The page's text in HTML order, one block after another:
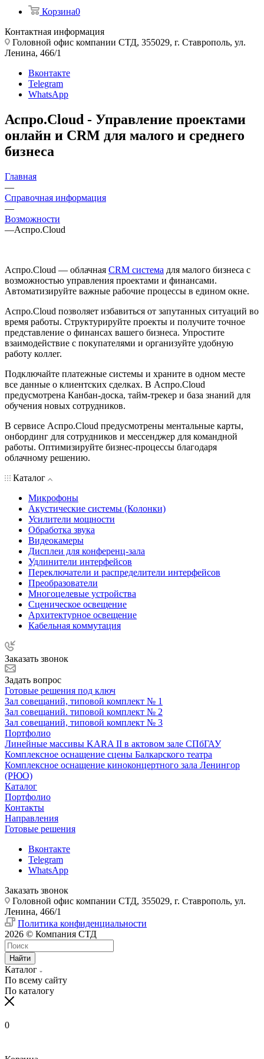
Корзина0
Контактная информация
Головной офис компании СТД, 355029, г. Ставрополь, ул.
Ленина, 466/1
Вконтакте
Telegram
WhatsApp
Аспро.Cloud - Управление проектами
онлайн и CRM для малого и среднего
бизнеса
Главная
—
Справочная информация
—
Возможности
—Аспро.Cloud
Аспро.Cloud — облачная CRM система для малого бизнеса с
возможностью управления проектами и финансами.
Автоматизируйте важные рабочие процессы в едином окне.
Аспро.Cloud позволяет избавиться от запутанных ситуаций во
время работы. Структурируйте проекты и получите точное
представление о финансах вашего бизнеса. Упростите
взаимодействие с покупателями и организуйте удобную
работу коллег.
Подключайте платежные системы и храните в одном месте
все данные о клиентских сделках. В Аспро.Cloud
предусмотрена Канбан-доска, тайм-трекер и база знаний для
обучения новых сотрудников.
В сервисе Аспро.Cloud предусмотрены ментальные карты,
онбординг для сотрудников и мессенджер для командной
работы. Оптимизируйте бизнес-процессы благодаря
облачному решению.
Каталог
Микрофоны
Акустические системы (Колонки)
Усилители мощности
Обработка звука
Видеокамеры
Дисплеи для конференц-зала
Удлинители интерфейсов
Переключатели и распределители интерфейсов
Преобразователи
Многоцелевые устройства
Сценическое освещение
Архитектурное освещение
Кабельная коммутация
Заказать звонок
Задать вопрос
Готовые решения под ключ
Зал совещаний, типовой комплект № 1
Зал совещаний. типовой комплект № 2
Зал совещаний, типовой комплект № 3
Портфолио
Линейные массивы KARA II в актовом зале СПбГАУ
Комплексное оснащение сцены Балкарского театра
Комплексное оснащение киноконцертного зала Ленингор
(РЮО)
Каталог
Портфолио
Контакты
Направления
Готовые решения
Вконтакте
Telegram
WhatsApp
Заказать звонок
Головной офис компании СТД, 355029, г. Ставрополь, ул.
Ленина, 466/1
Политика конфиденциальности
2026 © Компания СТД
Найти
Каталог
По всему сайту
По каталогу
0